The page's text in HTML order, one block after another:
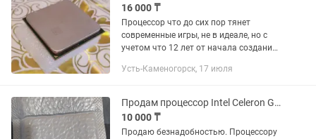
16 000 ₸
Процессор что до сих пор тянет
современные игры, не в идеале, но с
учетом что 12 лет от начала создания
при создании (на фото 8320,
Усть-Каменогорск, 17 июля
Продам процессор Intel Celeron G5905
10 000 ₸
Продаю безнадобностью. Процессору